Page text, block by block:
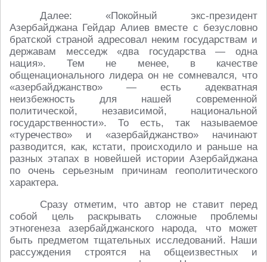
Далее: «Покойный экс-президент
Азербайджана Гейдар Алиев вместе с безусловно
братской страной адресовал неким государствам и
державам месседж «два государства — одна
нация». Тем не менее, в качестве
общенационального лидера он не сомневался, что
«азербайджанство» — есть адекватная
неизбежность для нашей современной
политической, независимой, национальной
государственности». То есть, так называемое
«туречество» и «азербайджанство» начинают
разводится, как, кстати, происходило и раньше на
разных этапах в новейшей истории Азербайджана
по очень серьезным причинам геополитического
характера.
Сразу отметим, что автор не ставит перед
собой цель раскрывать сложные проблемы
этногенеза азербайджанского народа, что может
быть предметом тщательных исследований. Наши
рассуждения строятся на общеизвестных и